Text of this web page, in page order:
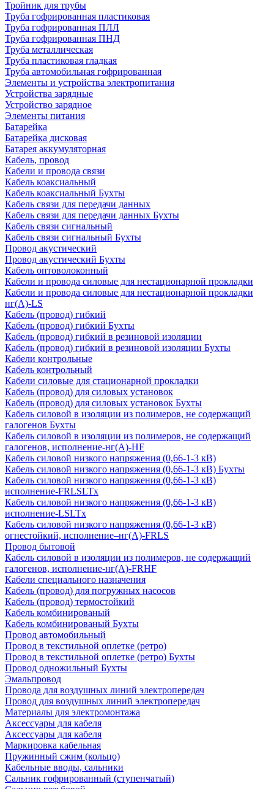
Тройник для трубы
Труба гофрированная пластиковая
Труба гофрированная ПЛЛ
Труба гофрированная ПНД
Труба металлическая
Труба пластиковая гладкая
Труба автомобильная гофрированная
Элементы и устройства электропитания
Устройства зарядные
Устройство зарядное
Элементы питания
Батарейка
Батарейка дисковая
Батарея аккумуляторная
Кабель, провод
Кабели и провода связи
Кабель коаксиальный
Кабель коаксиальный Бухты
Кабель связи для передачи данных
Кабель связи для передачи данных Бухты
Кабель связи сигнальный
Кабель связи сигнальный Бухты
Провод акустический
Провод акустический Бухты
Кабель оптоволоконный
Кабели и провода силовые для нестационарной прокладки
Кабели и провода силовые для нестационарной прокладки
нг(А)-LS
Кабель (провод) гибкий
Кабель (провод) гибкий Бухты
Кабель (провод) гибкий в резиновой изоляции
Кабель (провод) гибкий в резиновой изоляции Бухты
Кабели контрольные
Кабель контрольный
Кабели силовые для стационарной прокладки
Кабель (провод) для силовых установок
Кабель (провод) для силовых установок Бухты
Кабель силовой в изоляции из полимеров, не содержащий
галогенов Бухты
Кабель силовой в изоляции из полимеров, не содержащий
галогенов, исполнение-нг(А)-HF
Кабель силовой низкого напряжения (0,66-1-3 кВ)
Кабель силовой низкого напряжения (0,66-1-3 кВ) Бухты
Кабель силовой низкого напряжения (0,66-1-3 кВ)
исполнение-FRLSLTx
Кабель силовой низкого напряжения (0,66-1-3 кВ)
исполнение-LSLTx
Кабель силовой низкого напряжения (0,66-1-3 кВ)
огнестойкий, исполнение–нг(А)-FRLS
Провод бытовой
Кабель силовой в изоляции из полимеров, не содержащий
галогенов, исполнение-нг(А)-FRHF
Кабели специального назначения
Кабель (провод) для погружных насосов
Кабель (провод) термостойкий
Кабель комбинированый
Кабель комбинированый Бухты
Провод автомобильный
Провод в текстильной оплетке (ретро)
Провод в текстильной оплетке (ретро) Бухты
Провод одножильный Бухты
Эмальпровод
Провода для воздушных линий электропередач
Провод для воздушных линий электропередач
Материалы для электромонтажа
Аксессуары для кабеля
Аксессуары для кабеля
Маркировка кабельная
Пружинный сжим (кольцо)
Кабельные вводы, сальники
Сальник гофрированный (ступенчатый)